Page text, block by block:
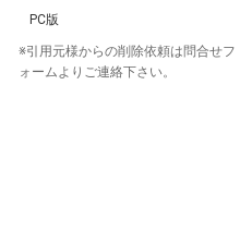
PC版
※引用元様からの削除依頼は問合せフ
ォームよりご連絡下さい。